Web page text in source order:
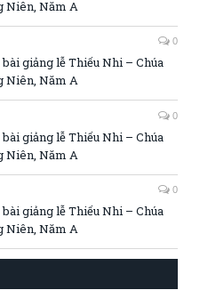
Niên, Năm A
0
giảng lễ Thiếu Nhi – Chúa
Niên, Năm A
0
giảng lễ Thiếu Nhi – Chúa
Niên, Năm A
0
giảng lễ Thiếu Nhi – Chúa
Niên, Năm A